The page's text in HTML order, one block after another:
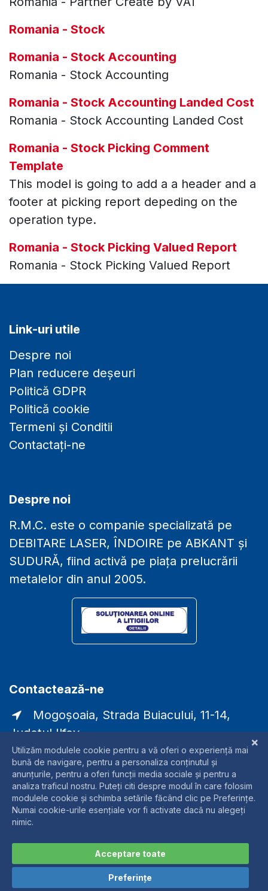
Romania - Stock
Romania - Stock Accounting
Romania - Stock Accounting
Romania - Stock Accounting Landed Cost
Romania - Stock Accounting Landed Cost
Romania - Stock Picking Comment
Template
This model is going to add a a header and a
footer at picking report depeding on the
operation type.
Romania - Stock Picking Valued Report
Romania - Stock Picking Valued Report
Link-uri utile
Despre noi
Plan reducere deșeuri
Politică GDPR
Politică cookie
Termeni și Conditii
Contactați-ne
Despre noi
R.M.C. este o companie specializată pe
DEBITARE LASER, ÎNDOIRE pe ABKANT și
SUDURĂ, fiind activă pe piața prelucrării
metalelor din anul 2005.
Contactează-ne
Mogoșoaia, Strada Buiacului, 11-14,
Județul Ilfov
comercial@laser-rmc.ro
0721338790
Drepturi de autor © Numele companiei
Dezvoltare web SEOffice.ro